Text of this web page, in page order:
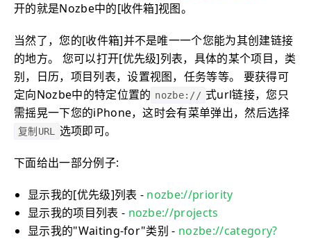
开的就是Nozbe中的[收件箱]视图。
当然了，您的[收件箱]并不是唯一一个您能为其创建链接
的地方。 您可以打开[优先级]列表，具体的某个项目，类
别，日历，项目列表，设置视图，任务等等。 要获得可
定向Nozbe中的特定位置的 nozbe:// 式url链接，您只
需摇晃一下您的iPhone，这时会有菜单弹出，然后选择
复制URL 选项即可。
下面给出一部分例子:
显示我的[优先级]列表 - nozbe://priority
显示我的项目列表 - nozbe://projects
显示我的"Waiting-for"类别 - nozbe://category?